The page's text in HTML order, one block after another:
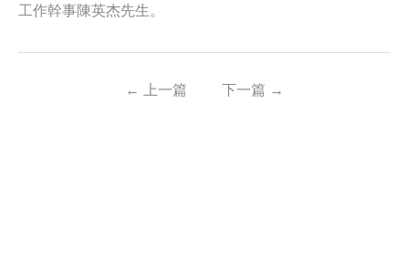
工作幹事陳英杰先生。
← 上一篇 下一篇 →